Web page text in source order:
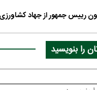
رییس جمهور از جهاد
را بنویسید